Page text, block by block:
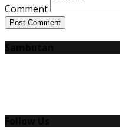
Comment
Post Comment